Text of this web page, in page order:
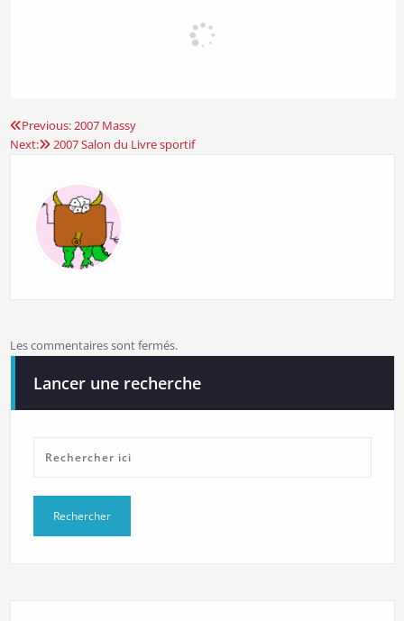
Navigation
l’article
Previous:2007 Massy
Next:
2007 Salon du Livre sportif
Les commentaires sont fermés.
Lancer une recherche